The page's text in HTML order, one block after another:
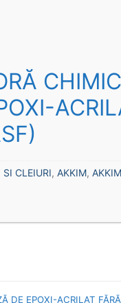
CLEIURI,AKKIM,
DE EPOXI-ACRILAT